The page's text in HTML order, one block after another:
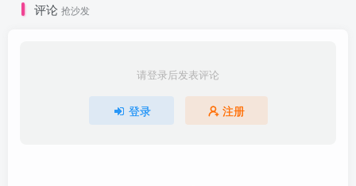
评论 抢沙发
请登录后发表评论
登录 注册